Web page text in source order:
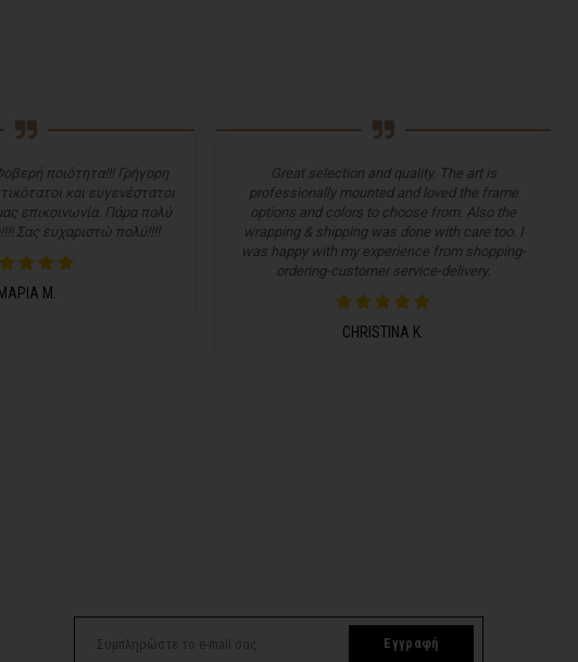
ποιότητα!!! Γρήγορη
και ευγενέστατοι
επικοινωνία. Πάρα πολύ
Σας ευχαριστώ πολύ!!!!
ΜΑΡΙΑ Μ.
Great selection and quality. The art is
professionally mounted and loved the frame
options and colors to choose from. Also the
wrapping & shipping was done with care too. I
was happy with my experience from shopping-
ordering-customer service-delivery.
CHRISTINA K.
Εγγραφή